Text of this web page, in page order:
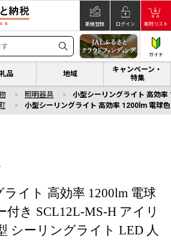
新規登録 ログイン 寄附リスト
ガイド
品 地域
キャンペーン・
特集
照明器具
小型シーリングライト 高効
小型シーリングライト 高効率 1200lm 電球
イト 高効率 1200lm 電球
付き SCL12L-MS-H アイリ
シーリングライト LED 人